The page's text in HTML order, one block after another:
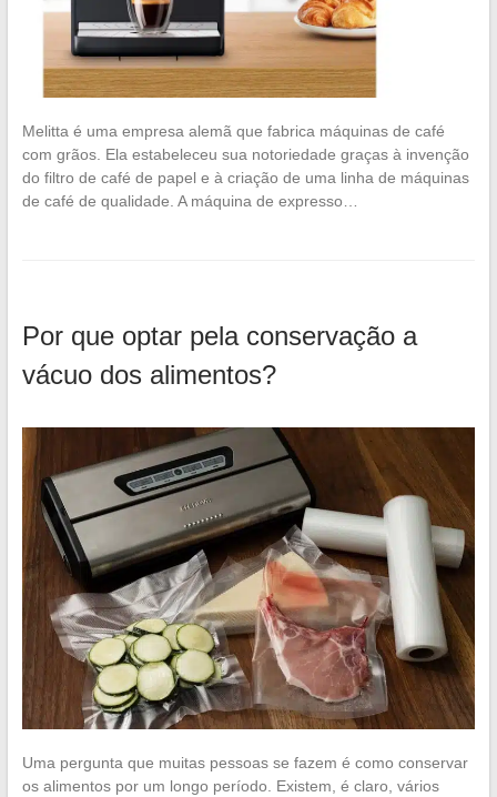
Melitta é uma empresa alemã que fabrica máquinas de café
com grãos. Ela estabeleceu sua notoriedade graças à invenção
do filtro de café de papel e à criação de uma linha de máquinas
de café de qualidade. A máquina de expresso…
Por que optar pela conservação a
vácuo dos alimentos?
Uma pergunta que muitas pessoas se fazem é como conservar
os alimentos por um longo período. Existem, é claro, vários